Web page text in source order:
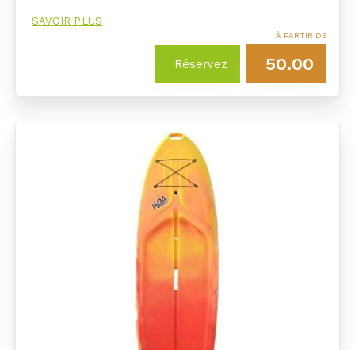
SAVOIR PLUS
Réservez
À PARTIR DE
50.00